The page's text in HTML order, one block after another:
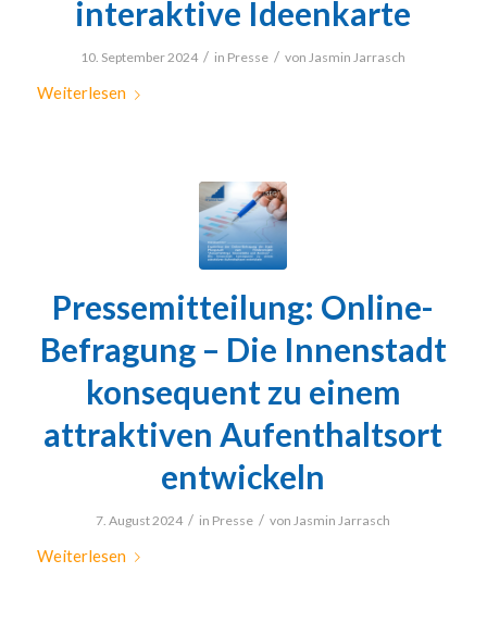
interaktive Ideenkarte
10. September 2024 / in Presse / vonJasmin Jarrasch
Weiterlesen
Pressemitteilung: Online-
Befragung – Die Innenstadt
konsequent zu einem
attraktiven Aufenthaltsort
entwickeln
7. August 2024 / in Presse / von Jasmin Jarrasch
Weiterlesen